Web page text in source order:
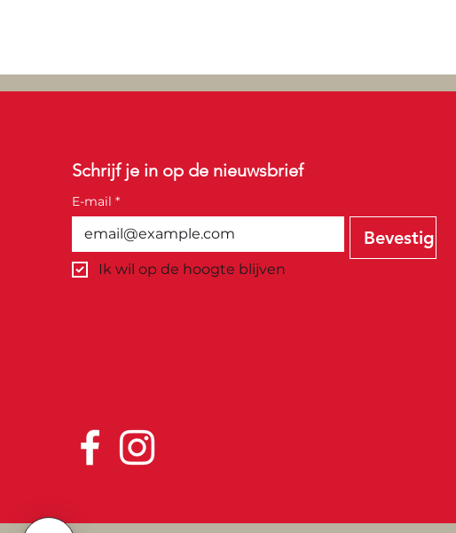
Schrijf je in op de nieuwsbrief
E-mail *
Bevestig
Ik wil op de hoogte blijven